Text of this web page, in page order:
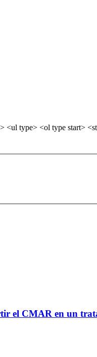
<ul type> <ol type start>
el CMAR en un